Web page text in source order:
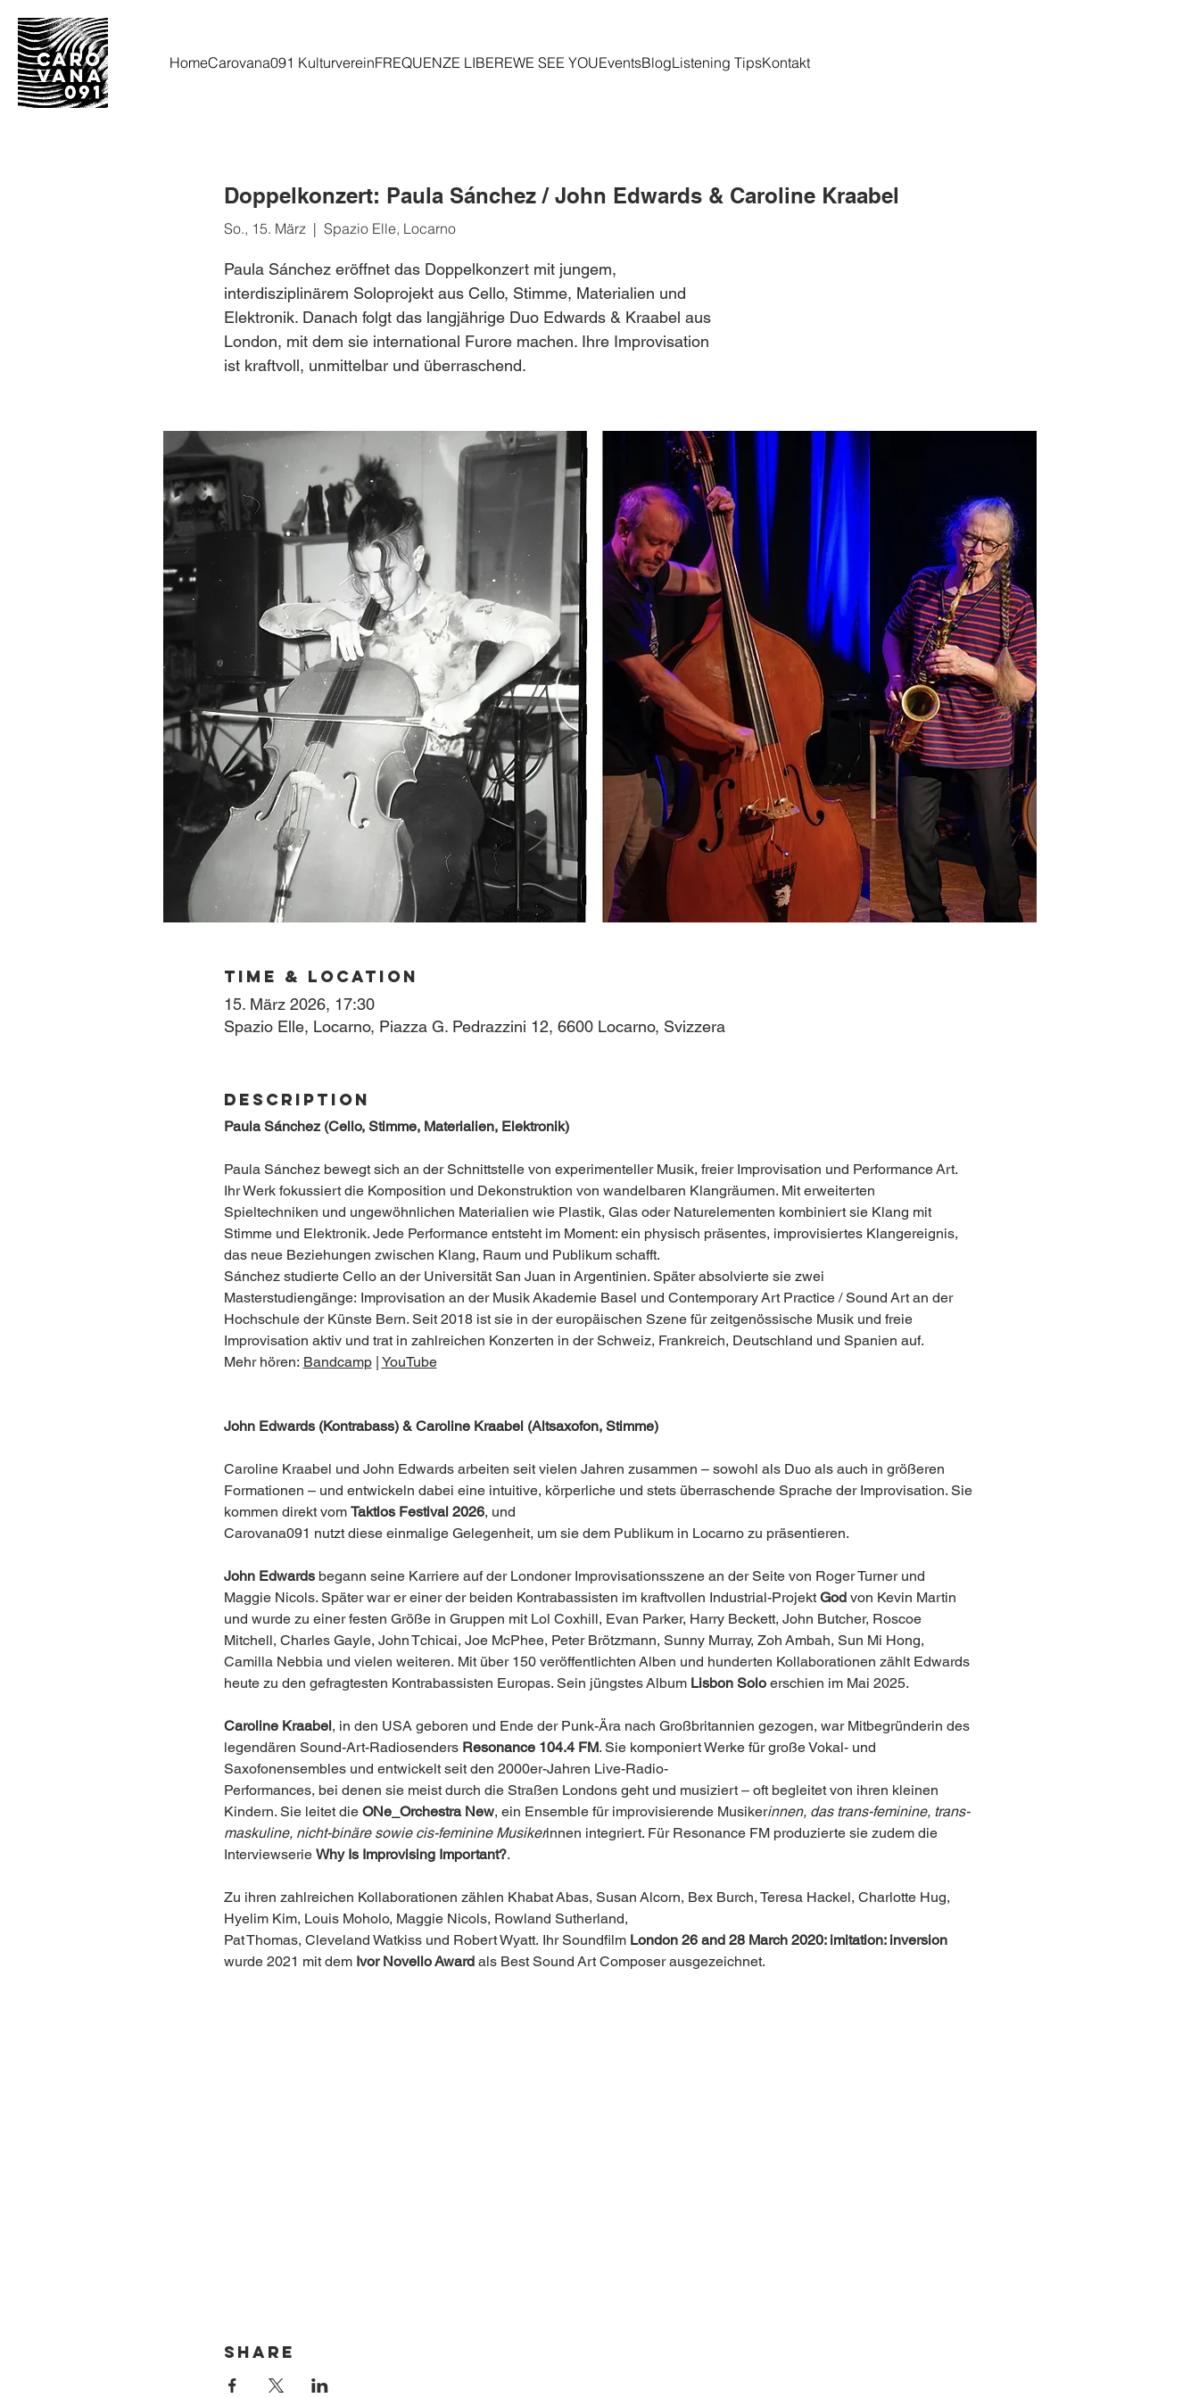
HomeCarovana091 KulturvereinFREQUENZE LIBEREWE SEE YOUEventsBlogListening TipsKontakt
Doppelkonzert: Paula Sánchez / John Edwards & Caroline Kraabel
So., 15. März
  |
Spazio Elle, Locarno
Paula Sánchez eröffnet das Doppelkonzert mit jungem,
interdisziplinärem Soloprojekt aus Cello, Stimme, Materialien und
Elektronik. Danach folgt das langjährige Duo Edwards & Kraabel aus
London, mit dem sie international Furore machen. Ihre Improvisation
ist kraftvoll, unmittelbar und überraschend.
Time & Location
15. März 2026, 17:30
Spazio Elle, Locarno, Piazza G. Pedrazzini 12, 6600 Locarno, Svizzera
Description
Paula Sánchez (Cello, Stimme, Materialien, Elektronik)
Paula Sánchez bewegt sich an der Schnittstelle von experimenteller Musik, freier Improvisation und Performance Art.
Ihr Werk fokussiert die Komposition und Dekonstruktion von wandelbaren Klangräumen. Mit erweiterten
Spieltechniken und ungewöhnlichen Materialien wie Plastik, Glas oder Naturelementen kombiniert sie Klang mit
Stimme und Elektronik. Jede Performance entsteht im Moment: ein physisch präsentes, improvisiertes Klangereignis,
das neue Beziehungen zwischen Klang, Raum und Publikum schafft.
Sánchez studierte Cello an der Universität San Juan in Argentinien. Später absolvierte sie zwei
Masterstudiengänge: Improvisation an der Musik Akademie Basel und Contemporary Art Practice / Sound Art an der
Hochschule der Künste Bern. Seit 2018 ist sie in der europäischen Szene für zeitgenössische Musik und freie
Improvisation aktiv und trat in zahlreichen Konzerten in der Schweiz, Frankreich, Deutschland und Spanien auf.
Mehr hören: Bandcamp | YouTube
John Edwards (Kontrabass) & Caroline Kraabel (Altsaxofon, Stimme)
Caroline Kraabel und John Edwards arbeiten seit vielen Jahren zusammen – sowohl als Duo als auch in größeren
Formationen – und entwickeln dabei eine intuitive, körperliche und stets überraschende Sprache der Improvisation. Sie
kommen direkt vom Taktlos Festival 2026, und
Carovana091 nutzt diese einmalige Gelegenheit, um sie dem Publikum in Locarno zu präsentieren.
John Edwards begann seine Karriere auf der Londoner Improvisationsszene an der Seite von Roger Turner und
Maggie Nicols. Später war er einer der beiden Kontrabassisten im kraftvollen Industrial-Projekt God von Kevin Martin
und wurde zu einer festen Größe in Gruppen mit Lol Coxhill, Evan Parker, Harry Beckett, John Butcher, Roscoe
Mitchell, Charles Gayle, John Tchicai, Joe McPhee, Peter Brötzmann, Sunny Murray, Zoh Ambah, Sun Mi Hong,
Camilla Nebbia und vielen weiteren. Mit über 150 veröffentlichten Alben und hunderten Kollaborationen zählt Edwards
heute zu den gefragtesten Kontrabassisten Europas. Sein jüngstes Album Lisbon Solo erschien im Mai 2025.
Caroline Kraabel, in den USA geboren und Ende der Punk-Ära nach Großbritannien gezogen, war Mitbegründerin des
legendären Sound-Art-Radiosenders Resonance 104.4 FM. Sie komponiert Werke für große Vokal- und
Saxofonensembles und entwickelt seit den 2000er-Jahren Live-Radio-
Performances, bei denen sie meist durch die Straßen Londons geht und musiziert – oft begleitet von ihren kleinen
Kindern. Sie leitet die ONe_Orchestra New, ein Ensemble für improvisierende Musikerinnen, das trans-feminine, trans-
maskuline, nicht-binäre sowie cis-feminine Musikerinnen integriert. Für Resonance FM produzierte sie zudem die
Interviewserie Why Is Improvising Important?.
Zu ihren zahlreichen Kollaborationen zählen Khabat Abas, Susan Alcorn, Bex Burch, Teresa Hackel, Charlotte Hug,
Hyelim Kim, Louis Moholo, Maggie Nicols, Rowland Sutherland,
Pat Thomas, Cleveland Watkiss und Robert Wyatt. Ihr Soundfilm London 26 and 28 March 2020: imitation: inversion
wurde 2021 mit dem Ivor Novello Award als Best Sound Art Composer ausgezeichnet.
Share